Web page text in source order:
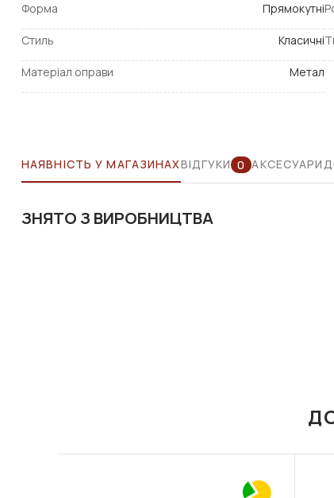
Форма Прямокутні
Стиль Класичні
Матеріал оправи Метал
НАЯВНІСТЬ У МАГАЗИНАХВІДГУКИ 0 АКСЕСУАРИ
ЗНЯТО З ВИРОБНИЦТВА